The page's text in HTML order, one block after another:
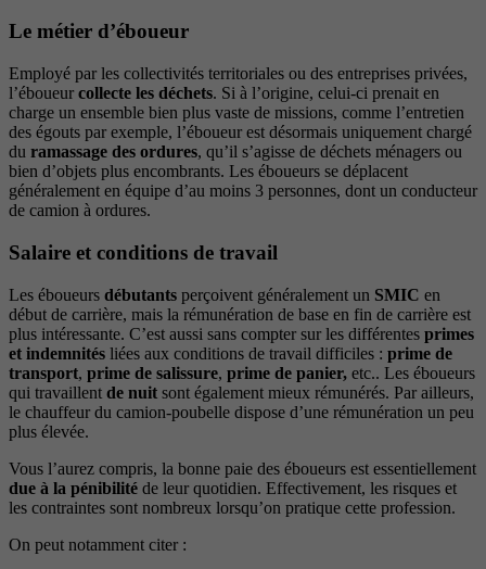
Le métier d’éboueur
Employé par les collectivités territoriales ou des entreprises privées,
l’éboueur collecte les déchets. Si à l’origine, celui-ci prenait en
charge un ensemble bien plus vaste de missions, comme l’entretien
des égouts par exemple, l’éboueur est désormais uniquement chargé
du ramassage des ordures, qu’il s’agisse de déchets ménagers ou
bien d’objets plus encombrants. Les éboueurs se déplacent
généralement en équipe d’au moins 3 personnes, dont un conducteur
de camion à ordures.
Salaire et conditions de travail
Les éboueurs débutants perçoivent généralement un SMIC en
début de carrière, mais la rémunération de base en fin de carrière est
plus intéressante. C’est aussi sans compter sur les différentes primes
et indemnités liées aux conditions de travail difficiles : prime de
transport, prime de salissure, prime de panier, etc.. Les éboueurs
qui travaillent de nuit sont également mieux rémunérés. Par ailleurs,
le chauffeur du camion-poubelle dispose d’une rémunération un peu
plus élevée.
Vous l’aurez compris, la bonne paie des éboueurs est essentiellement
due à la pénibilité de leur quotidien. Effectivement, les risques et
les contraintes sont nombreux lorsqu’on pratique cette profession.
On peut notamment citer :